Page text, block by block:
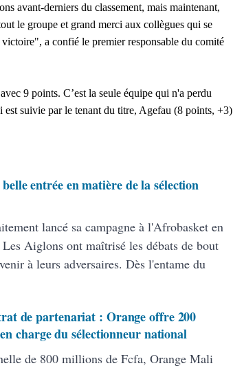
avant-derniers du classement, mais maintenant,
le groupe et grand merci aux collègues qui se
a confié le premier responsable du comité
9 points. C’est la seule équipe qui n'a perdu
suivie par le tenant du titre, Agefau (8 points, +3)
entrée en matière de la sélection
lancé sa campagne à l'Afrobasket en
Aiglons ont maîtrisé les débats de bout
à leurs adversaires. Dès l'entame du
de partenariat : Orange offre 200
charge du sélectionneur national
de 800 millions de Fcfa, Orange Mali